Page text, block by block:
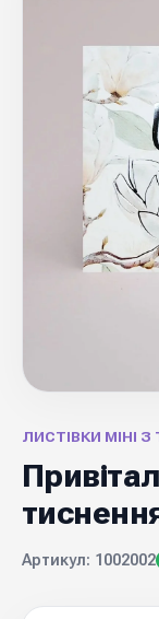
ЛИСТІВКИ МІНІ
Артикул: 1002002